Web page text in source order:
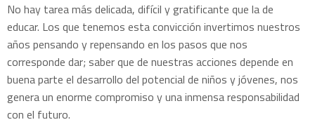
No hay tarea más delicada, difí­cil y gratificante que la de
educar. Los que tenemos esta convicción invertimos nuestros
años pensando y repensando en los pasos que nos
corresponde dar; saber que de nuestras acciones depende en
buena parte el desarrollo del potencial de niños y jóvenes, nos
genera un enorme compromiso y una inmensa responsabilidad
con el futuro.